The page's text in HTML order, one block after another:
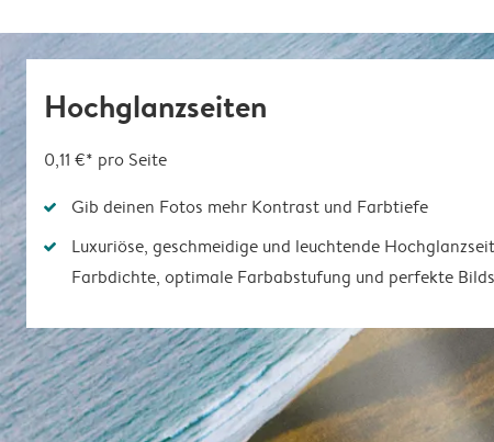
Hochglanzseiten
0,11 €* pro Seite
Gib deinen Fotos mehr Kontrast und Farbtiefe
Luxuriöse, geschmeidige und leuchtende
Farbdichte, optimale Farbabstufung und perfekte